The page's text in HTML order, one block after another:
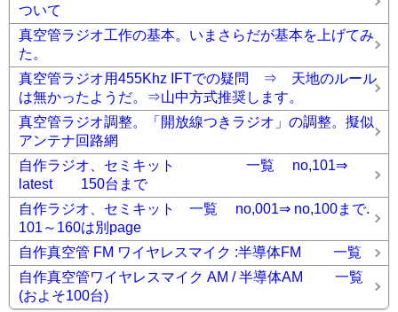
ついて
真空管ラジオ工作の基本。いまさらだが基本を上げてみ
た。
真空管ラジオ用455Khz IFTでの疑問 ⇒ 天地のルール
は無かったようだ。⇒山中方式推奨します。
真空管ラジオ調整。「開放線つきラジオ」の調整。擬似
アンテナ回路網
自作ラジオ、セミキット 一覧 no,101⇒
latest 150台まで
自作ラジオ、セミキット 一覧 no,001⇒ no,100まで.
101～160は別page
自作真空管 FM ワイヤレスマイク :半導体FM 一覧
自作真空管ワイヤレスマイク AM / 半導体AM 一覧
(およそ100台)